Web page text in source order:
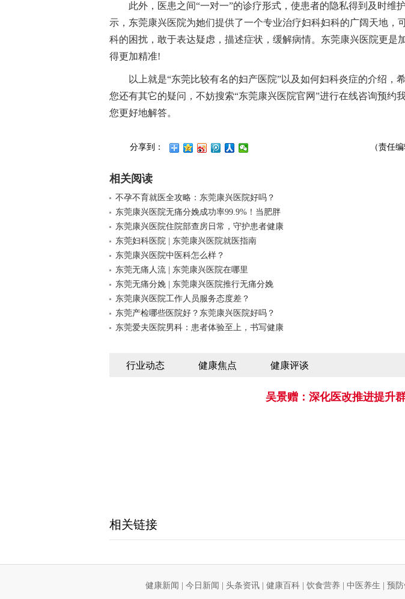
此外，医患之间“一对一”的诊疗形式，使患者的隐私得到及时维
示，东莞康兴医院为她们提供了一个专业治疗妇科妇科的广阔天地，
科的困扰，敢于表达疑虑，描述症状，缓解病情。东莞康兴医院更是
得更加精准!
以上就是“东莞比较有名的妇产医院”以及如何妇科炎症的介绍，
您还有其它的疑问，不妨搜索“东莞康兴医院官网”进行在线咨询预约
您更好地解答。
分享到： （责任
相关阅读
不孕不育就医全攻略：东莞康兴医院好吗？
东莞康兴医院无痛分娩成功率99.9%！当肥胖
东莞康兴医院住院部查房日常，守护患者健康
东莞妇科医院 | 东莞康兴医院就医指南
东莞康兴医院中医科怎么样？
东莞无痛人流 | 东莞康兴医院在哪里
东莞无痛分娩 | 东莞康兴医院推行无痛分娩
东莞康兴医院工作人员服务态度差？
东莞产检哪些医院好？东莞康兴医院好吗？
东莞爱夫医院男科：患者体验至上，书写健康
行业动态 健康焦点 健康评谈
吴景赠：深化医改推进提升
相关链接
健康新闻 今日新闻 头条资讯 健康百科 饮食营养 中医养生 预